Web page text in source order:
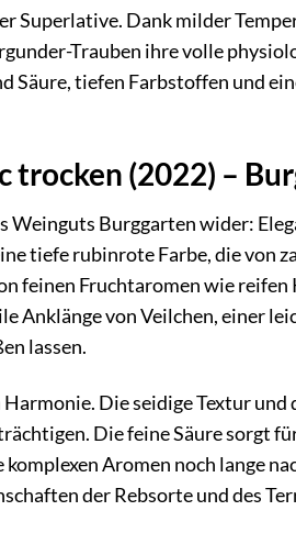
Superlative. Dank milder
Trauben ihre volle
Säure, tiefen Farbstoffen und
trocken (2022) –
Burggarten wider:
tiefe rubinrote Farbe, die von
feinen Fruchtaromen wie
Anklänge von Veilchen, einer
lassen.
Die seidige Textur
Die feine Säure sorgt
Aromen noch lange
der Rebsorte und des